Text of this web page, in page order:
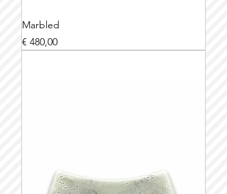
Marbled
Prijs
€ 480,00